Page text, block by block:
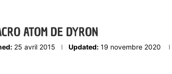
ATOM DE DYRON
25 avril 2015 Updated: 19 novembre 2020